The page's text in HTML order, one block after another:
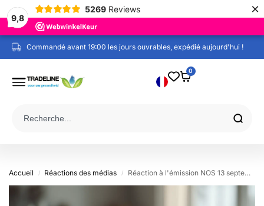
9,8
5269 Reviews ×
Commandé avant 19:00 les jours ouvrables, expédié aujourd'hui !
0
Accueil / Réactions des médias / Réaction à l'émission NOS 13 septembre 2025